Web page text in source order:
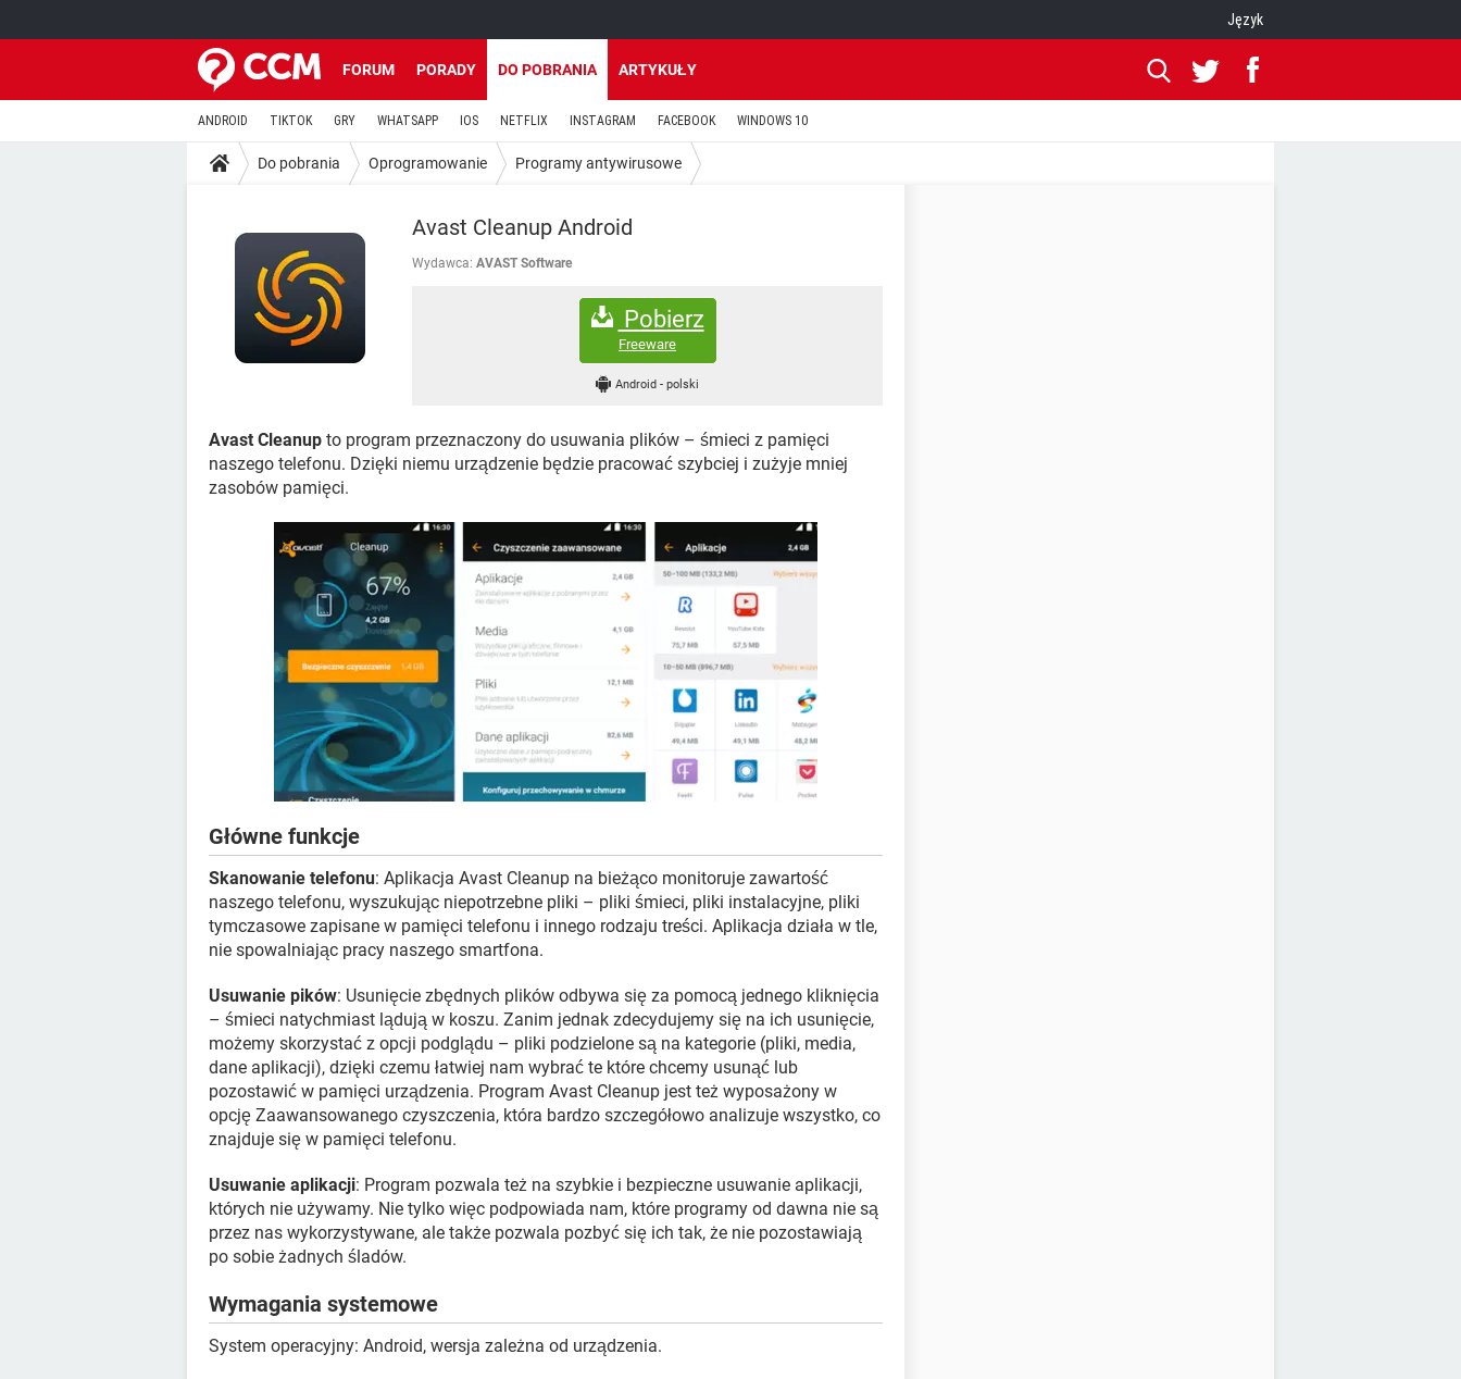
Język
FORUM PORADY DO POBRANIA ARTYKUŁY
ANDROID TIKTOK GRY WHATSAPP IOS NETFLIX INSTAGRAM FACEBOOK WINDOWS 10
Do pobrania Oprogramowanie Programy antywirusowe
Avast Cleanup Android
Wydawca: AVAST Software
Pobierz
Freeware
Android - polski
Avast Cleanup to program przeznaczony do usuwania plików – śmieci z pamięci
naszego telefonu. Dzięki niemu urządzenie będzie pracować szybciej i zużyje mniej
zasobów pamięci.
Główne funkcje
Skanowanie telefonu: Aplikacja Avast Cleanup na bieżąco monitoruje zawartość
naszego telefonu, wyszukując niepotrzebne pliki – pliki śmieci, pliki instalacyjne, pliki
tymczasowe zapisane w pamięci telefonu i innego rodzaju treści. Aplikacja działa w tle,
nie spowalniając pracy naszego smartfona.
Usuwanie pików: Usunięcie zbędnych plików odbywa się za pomocą jednego kliknięcia
– śmieci natychmiast lądują w koszu. Zanim jednak zdecydujemy się na ich usunięcie,
możemy skorzystać z opcji podglądu – pliki podzielone są na kategorie (pliki, media,
dane aplikacji), dzięki czemu łatwiej nam wybrać te które chcemy usunąć lub
pozostawić w pamięci urządzenia. Program Avast Cleanup jest też wyposażony w
opcję Zaawansowanego czyszczenia, która bardzo szczegółowo analizuje wszystko, co
znajduje się w pamięci telefonu.
Usuwanie aplikacji: Program pozwala też na szybkie i bezpieczne usuwanie aplikacji,
których nie używamy. Nie tylko więc podpowiada nam, które programy od dawna nie są
przez nas wykorzystywane, ale także pozwala pozbyć się ich tak, że nie pozostawiają
po sobie żadnych śladów.
Wymagania systemowe
System operacyjny: Android, wersja zależna od urządzenia.